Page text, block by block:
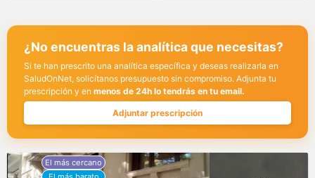
¿No encuentras la analítica que necesitas?
Si te han prescrito una analítica específica y deseas realizarla en
SaludOnNet, solicítanos presupuesto sin compromiso. Adjunta tu
prescripción y en menos de 24h lo tendrás en tu email.
Adjuntar prescripción